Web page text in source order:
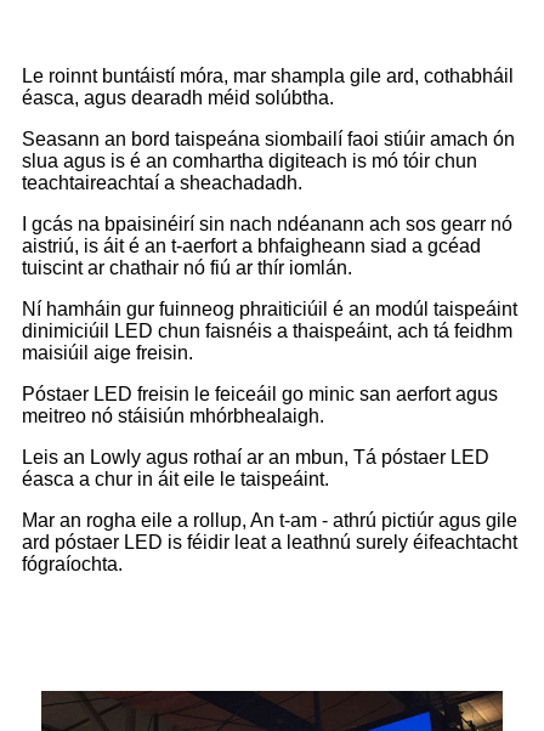
Le roinnt buntáistí móra, mar shampla gile ard, cothabháil
éasca, agus dearadh méid solúbtha.
Seasann an bord taispeána siombailí faoi stiúir amach ón
slua agus is é an comhartha digiteach is mó tóir chun
teachtaireachtaí a sheachadadh.
I gcás na bpaisinéirí sin nach ndéanann ach sos gearr nó
aistriú, is áit é an t-aerfort a bhfaigheann siad a gcéad
tuiscint ar chathair nó fiú ar thír iomlán.
Ní hamháin gur fuinneog phraiticiúil é an modúl taispeáint
dinimiciúil LED chun faisnéis a thaispeáint, ach tá feidhm
maisiúil aige freisin.
Póstaer LED freisin le feiceáil go minic san aerfort agus
meitreo nó stáisiún mhórbhealaigh.
Leis an Lowly agus rothaí ar an mbun, Tá póstaer LED
éasca a chur in áit eile le taispeáint.
Mar an rogha eile a rollup, An t-am - athrú pictiúr agus gile
ard póstaer LED is féidir leat a leathnú surely éifeachtacht
fógraíochta.